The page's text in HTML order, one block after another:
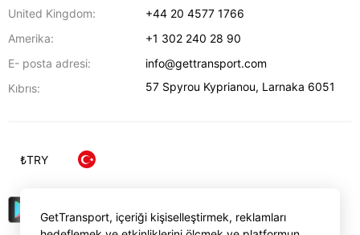
United Kingdom:
+44 20 4577 1766
Amerika:
+1 302 240 28 90
E- posta adresi:
info@gettransport.com
Kıbrıs:
57 Spyrou Kyprianou, Larnaka 6051
₺TRY
GetTransport, içeriği kişiselleştirmek, reklamları